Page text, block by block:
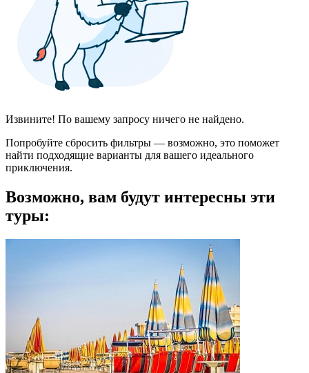
Извините! По вашему запросу ничего не найдено.
Попробуйте сбросить фильтры — возможно, это поможет
найти подходящие варианты для вашего идеального
приключения.
Возможно, вам будут интересны эти
туры: